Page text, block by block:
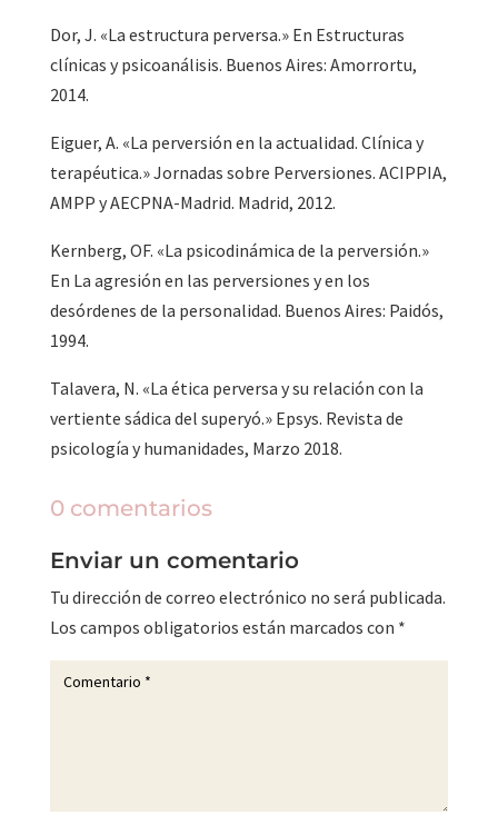
Dor, J. «La estructura perversa.» En Estructuras
clínicas y psicoanálisis. Buenos Aires: Amorrortu,
2014.
Eiguer, A. «La perversión en la actualidad. Clínica y
terapéutica.» Jornadas sobre Perversiones. ACIPPIA,
AMPP y AECPNA-Madrid. Madrid, 2012.
Kernberg, OF. «La psicodinámica de la perversión.»
En La agresión en las perversiones y en los
desórdenes de la personalidad. Buenos Aires: Paidós,
1994.
Talavera, N. «La ética perversa y su relación con la
vertiente sádica del superyó.» Epsys. Revista de
psicología y humanidades, Marzo 2018.
0 comentarios
Enviar un comentario
Tu dirección de correo electrónico no será publicada.
Los campos obligatorios están marcados con *